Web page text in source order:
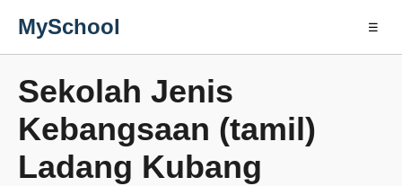
MySchool ☰
Sekolah Jenis
Kebangsaan (tamil)
Ladang Kubang